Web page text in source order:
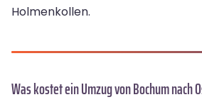
Holmenkollen.
Was kostet ein Umzug von Bochum nach